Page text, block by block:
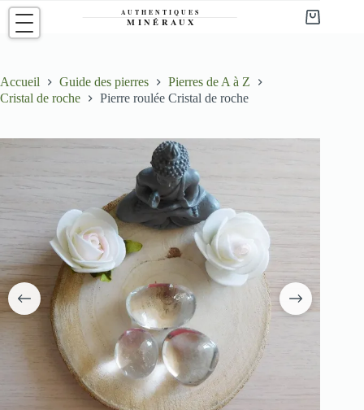
Passer
contenu
Panier
Accueil Guide des pierres
Pierres de A à Z
Cristal de roche
Pierre roulée Cristal de roche